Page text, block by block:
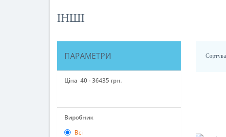
ІНШІ
ПАРАМЕТРИ
Ціна 40-36435 грн.
Виробник